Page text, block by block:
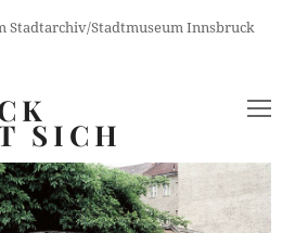
Stadtarchiv/Stadtmuseum Innsbruck
SICH